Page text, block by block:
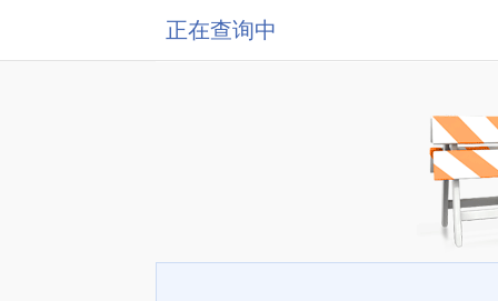
正在查询中